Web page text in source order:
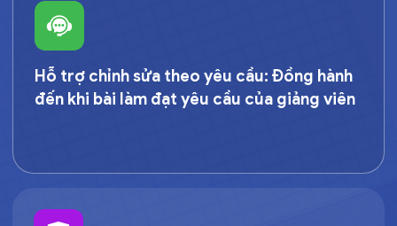
Hỗ trợ chỉnh sửa theo yêu cầu: Đồng hành
đến khi bài làm đạt yêu cầu của giảng viên